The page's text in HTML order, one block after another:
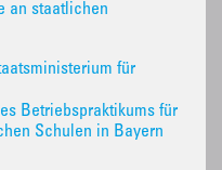
an staatlichen
für
Betriebspraktikums für
Schulen in Bayern